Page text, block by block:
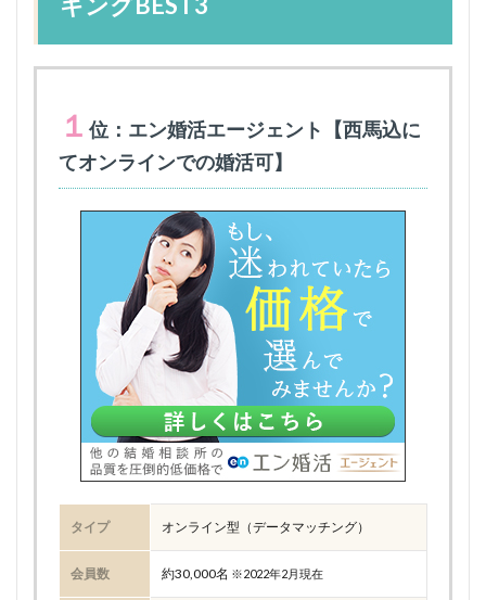
１ 位：エン婚活エージェント【西馬込に
てオンラインでの婚活可】
タイプ オンライン型（データマッチング）
会員数 約30,000名 ※2022年2月現在